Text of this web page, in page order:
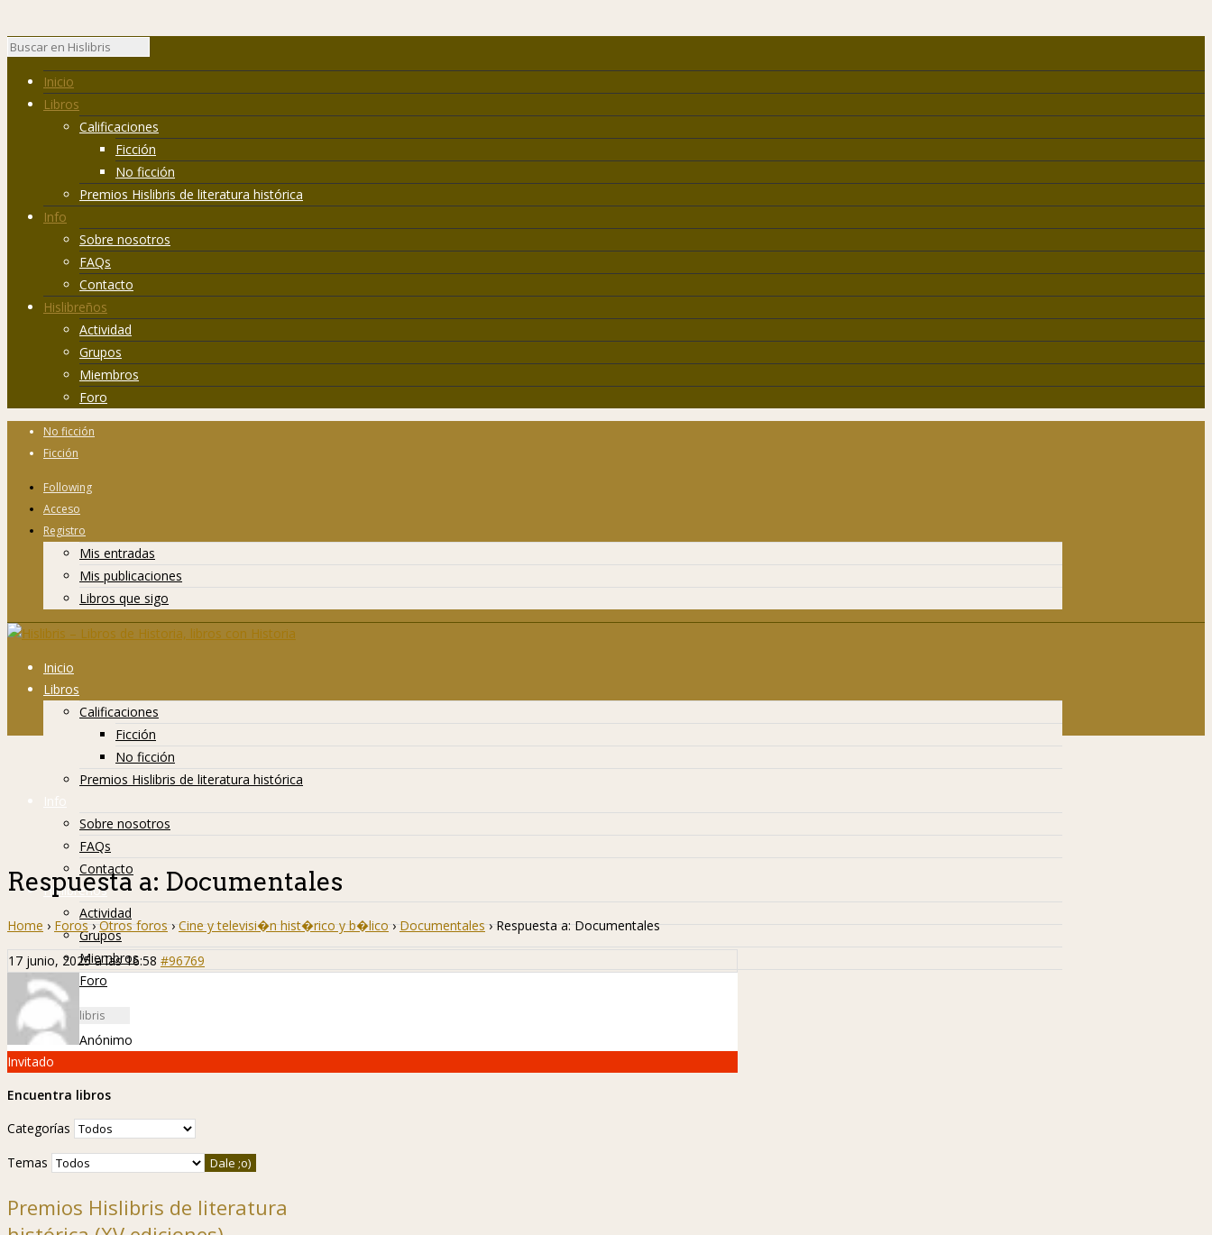
Inicio
Libros
Calificaciones
Ficción
No ficción
Premios Hislibris de literatura histórica
Info
Sobre nosotros
FAQs
Contacto
Hislibreños
Actividad
Grupos
Miembros
Foro
No ficción
Ficción
Following
Acceso
Registro
Mis entradas
Mis publicaciones
Libros que sigo
Inicio
Libros
Calificaciones
Ficción
No ficción
Premios Hislibris de literatura histórica
Info
Sobre nosotros
FAQs
Contacto
Hislibreños
Actividad
Grupos
Miembros
Foro
Respuesta a: Documentales
Home › Foros › Otros foros › Cine y televisi�n hist�rico y b�lico › Documentales › Respuesta a: Documentales
17 junio, 2025 a las 16:58 #96769
Anónimo
Invitado
Encuentra libros
Categorías
Temas
Premios Hislibris de literatura